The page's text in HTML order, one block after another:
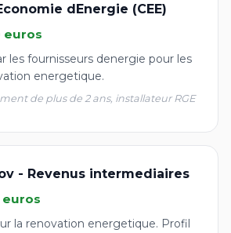
dEnergie (CEE)
euros
les fournisseurs denergie pour les
energetique.
de plus de 2 ans, installateur RGE
- Revenus intermediaires
euros
la renovation energetique. Profil